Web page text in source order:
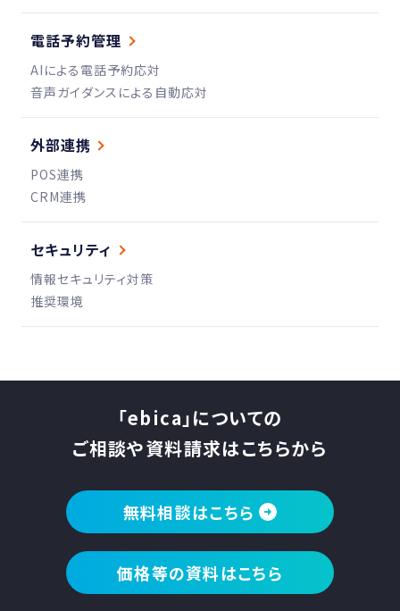
電話予約管理
AIによる電話予約応対
音声ガイダンスによる自動応対
外部連携
POS連携
CRM連携
セキュリティ
情報セキュリティ対策
推奨環境
「ebica」についての
ご相談や資料請求はこちらから
無料相談はこちら
価格等の資料はこちら